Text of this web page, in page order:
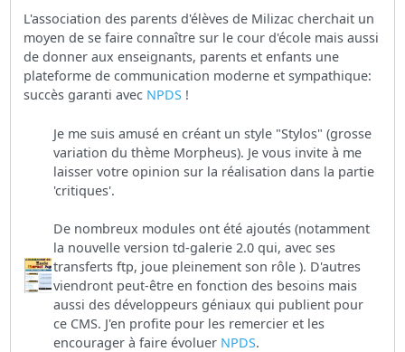
L'association des parents d'élèves de Milizac cherchait un
moyen de se faire connaître sur le cour d'école mais aussi
de donner aux enseignants, parents et enfants une
plateforme de communication moderne et sympathique:
succès garanti avec NPDS !
Je me suis amusé en créant un style "Stylos" (grosse
variation du thème Morpheus). Je vous invite à me
laisser votre opinion sur la réalisation dans la partie
'critiques'.
De nombreux modules ont été ajoutés (notamment
la nouvelle version td-galerie 2.0 qui, avec ses
transferts ftp, joue pleinement son rôle ). D'autres
viendront peut-être en fonction des besoins mais
aussi des développeurs géniaux qui publient pour
ce CMS. J'en profite pour les remercier et les
encourager à faire évoluer NPDS.